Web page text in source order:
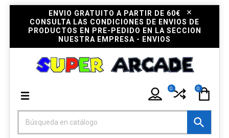
ENVIO GRATUITO A PARTIR DE 60€
CONSULTA LAS CONDICIONES DE ENVIOS DE
PRODUCTOS EN PRE-PEDIDO EN LA SECCION
NUESTRA EMPRESA - ENVIOS
0
0
